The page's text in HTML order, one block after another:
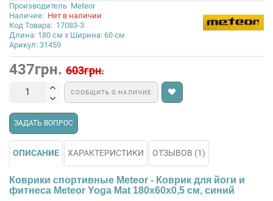
Производитель Meteor
Наличие: Нет в наличии
Код Товара: 17083-3
Длина: 180 см x Ширина: 60 см
Арикул: 31459
437грн. 603грн.
СООБЩИТЬ О НАЛИЧИЕ
ЗАДАТЬ ВОПРОС
ОПИСАНИЕ ХАРАКТЕРИСТИКИ ОТЗЫВОВ (1)
Коврики спортивные Meteor - Коврик для йоги и
фитнеса Meteor Yoga Mat 180x60x0,5 см, синий